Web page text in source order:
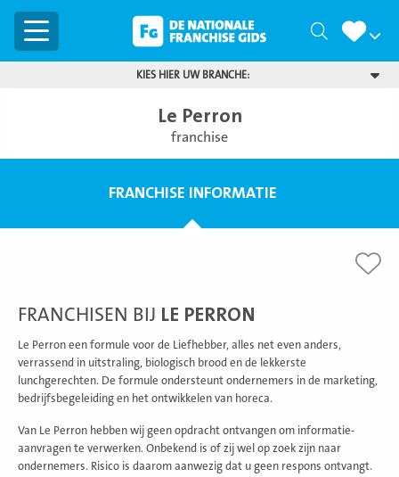
Menu Zoeken
KIES HIER UW BRANCHE:
Le Perron
franchise
FRANCHISE INFORMATIE
FRANCHISEN BIJ LE PERRON
Le Perron een formule voor de Liefhebber, alles net even anders,
verrassend in uitstraling, biologisch brood en de lekkerste
lunchgerechten. De formule ondersteunt ondernemers in de marketing,
bedrijfsbegeleiding en het ontwikkelen van horeca.
Van Le Perron hebben wij geen opdracht ontvangen om informatie-
aanvragen te verwerken. Onbekend is of zij wel op zoek zijn naar
ondernemers. Risico is daarom aanwezig dat u geen respons ontvangt.